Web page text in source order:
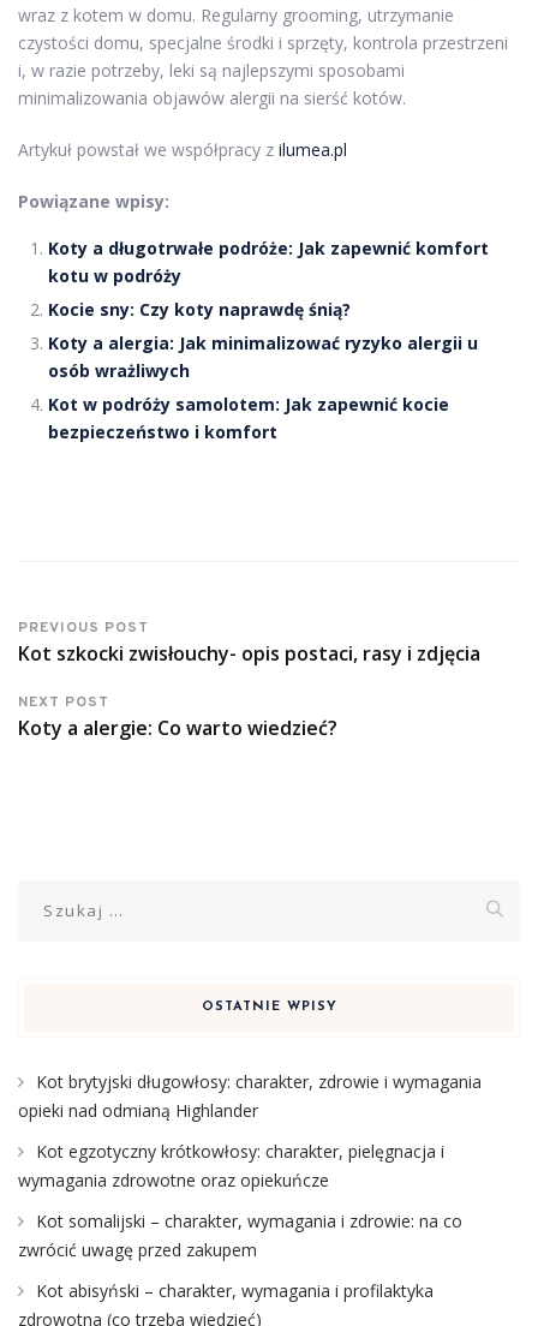
wraz z kotem w domu. Regularny grooming, utrzymanie
czystości domu, specjalne środki i sprzęty, kontrola przestrzeni
i, w razie potrzeby, leki są najlepszymi sposobami
minimalizowania objawów alergii na sierść kotów.
Artykuł powstał we współpracy z ilumea.pl
Powiązane wpisy:
Koty a długotrwałe podróże: Jak zapewnić komfort
kotu w podróży
Kocie sny: Czy koty naprawdę śnią?
Koty a alergia: Jak minimalizować ryzyko alergii u
osób wrażliwych
Kot w podróży samolotem: Jak zapewnić kocie
bezpieczeństwo i komfort
PREVIOUS POST
Kot szkocki zwisłouchy- opis postaci, rasy i zdjęcia
NEXT POST
Koty a alergie: Co warto wiedzieć?
OSTATNIE WPISY
Kot brytyjski długowłosy: charakter, zdrowie i wymagania
opieki nad odmianą Highlander
Kot egzotyczny krótkowłosy: charakter, pielęgnacja i
wymagania zdrowotne oraz opiekuńcze
Kot somalijski – charakter, wymagania i zdrowie: na co
zwrócić uwagę przed zakupem
Kot abisyński – charakter, wymagania i profilaktyka
zdrowotna (co trzeba wiedzieć)